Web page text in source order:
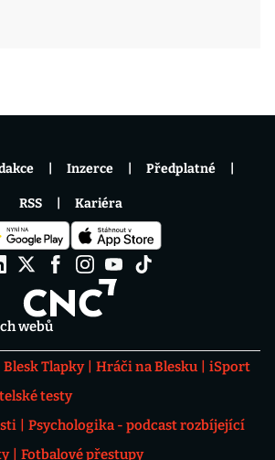
webů
Blesk Tlapky Hráči na Blesku
iSport
testy
Psychologika - podcast rozbíjející
Fotbalové přestupy
Inzerce Předplatné
RSS Kariéra